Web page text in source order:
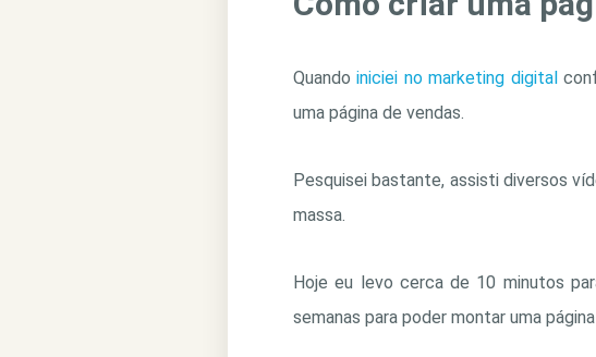
Quandoiniciei no marketing digital
uma página de vendas.
Pesquisei bastante, assisti diversos
massa.
Hoje eu levo cerca de 10 minutos
semanas para poder montar uma